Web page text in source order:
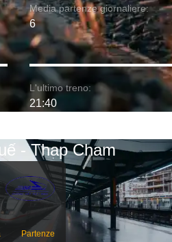
Media partenze giornaliere:
6
L'ultimo treno:
21:40
- Thap Cham
Partenze